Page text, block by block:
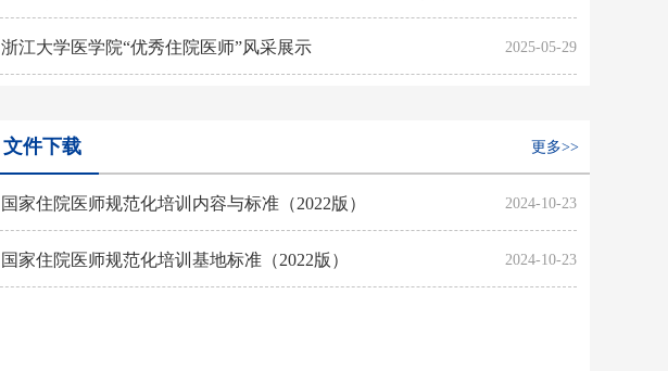
浙江大学医学院“优秀住院医师”风采展示 2025-05-29
文件下载 更多>>
国家住院医师规范化培训内容与标准（2022版） 2024-10-23
国家住院医师规范化培训基地标准（2022版） 2024-10-23